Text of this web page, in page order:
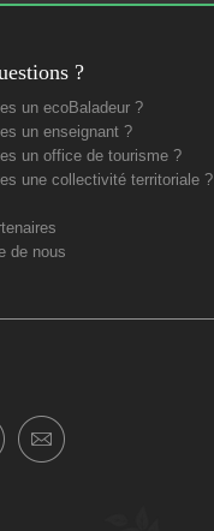
?
un ecoBaladeur ?
un enseignant ?
un office de tourisme ?
une collectivité territoriale ?
de nous